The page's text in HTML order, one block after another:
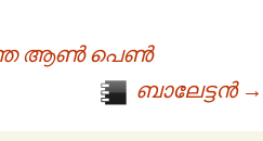
ആൺ പെൺ
ബാലേട്ടൻ →